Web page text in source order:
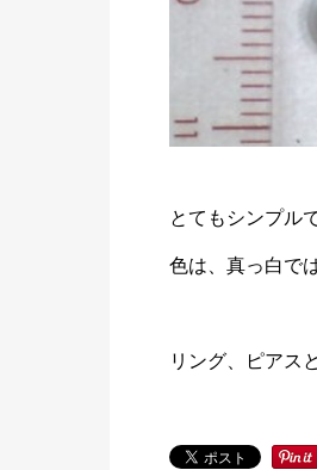
とてもシンプル
色は、真っ白で
リング、ピアス